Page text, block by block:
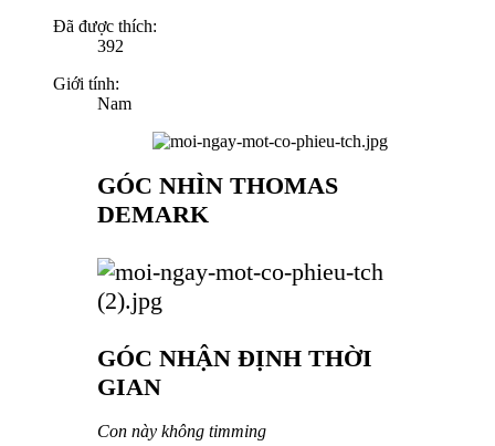
Đã được thích:
392
Giới tính:
Nam
GÓC NHÌN THOMAS
DEMARK
GÓC NHẬN ĐỊNH THỜI
GIAN
Con này không timming